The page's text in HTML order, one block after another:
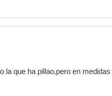
la que ha pillao,pero en medidas